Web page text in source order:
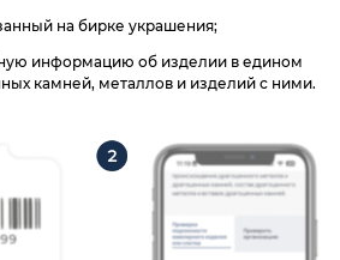
на бирке украшения;
информацию об изделии в едином
камней, металлов и изделий с ними.